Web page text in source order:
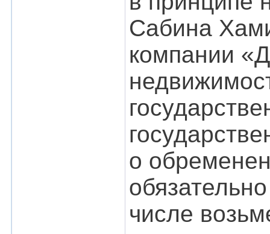
Сабина
компании
о
числе